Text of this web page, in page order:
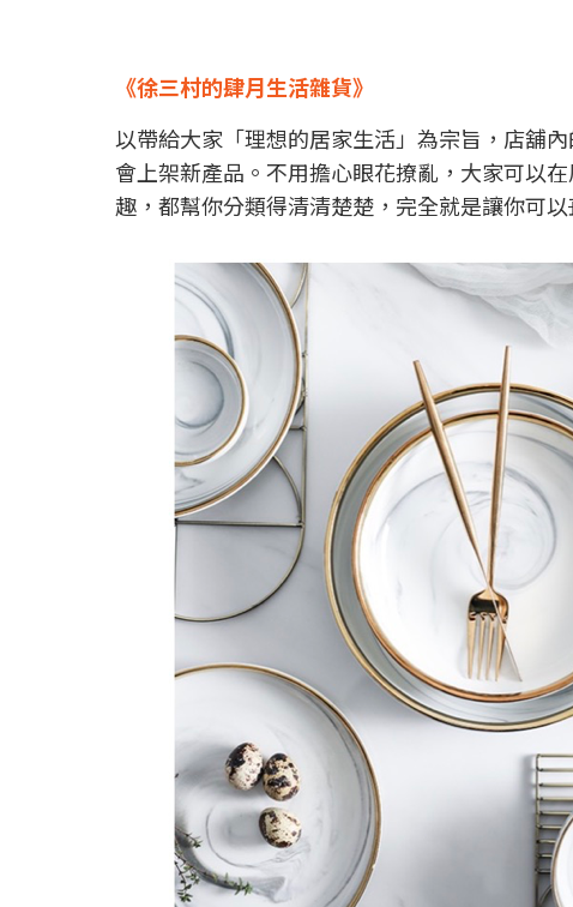
《徐三村的肆月生活雜貨》
以帶給大家「理想的居家生活」為宗旨，店舖
會上架新產品。不用擔心眼花撩亂，大家可以
趣，都幫你分類得清清楚楚，完全就是讓你可以